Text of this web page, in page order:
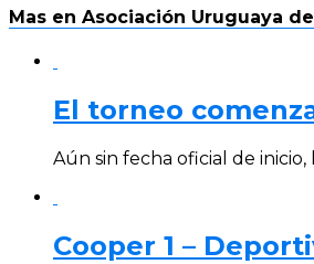
Mas en Asociación Uruguaya
El torneo
Aún sin fecha oficial de
Cooper 1 –